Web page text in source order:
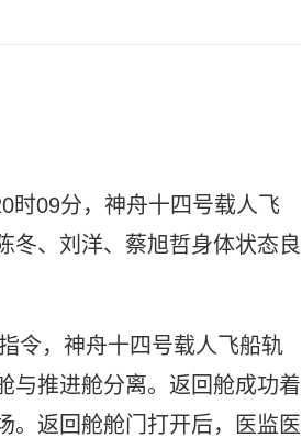
时09分，神舟十四号载人飞
冬、刘洋、蔡旭哲身体状态良
令，神舟十四号载人飞船轨
与推进舱分离。返回舱成功着
。返回舱舱门打开后，医监医